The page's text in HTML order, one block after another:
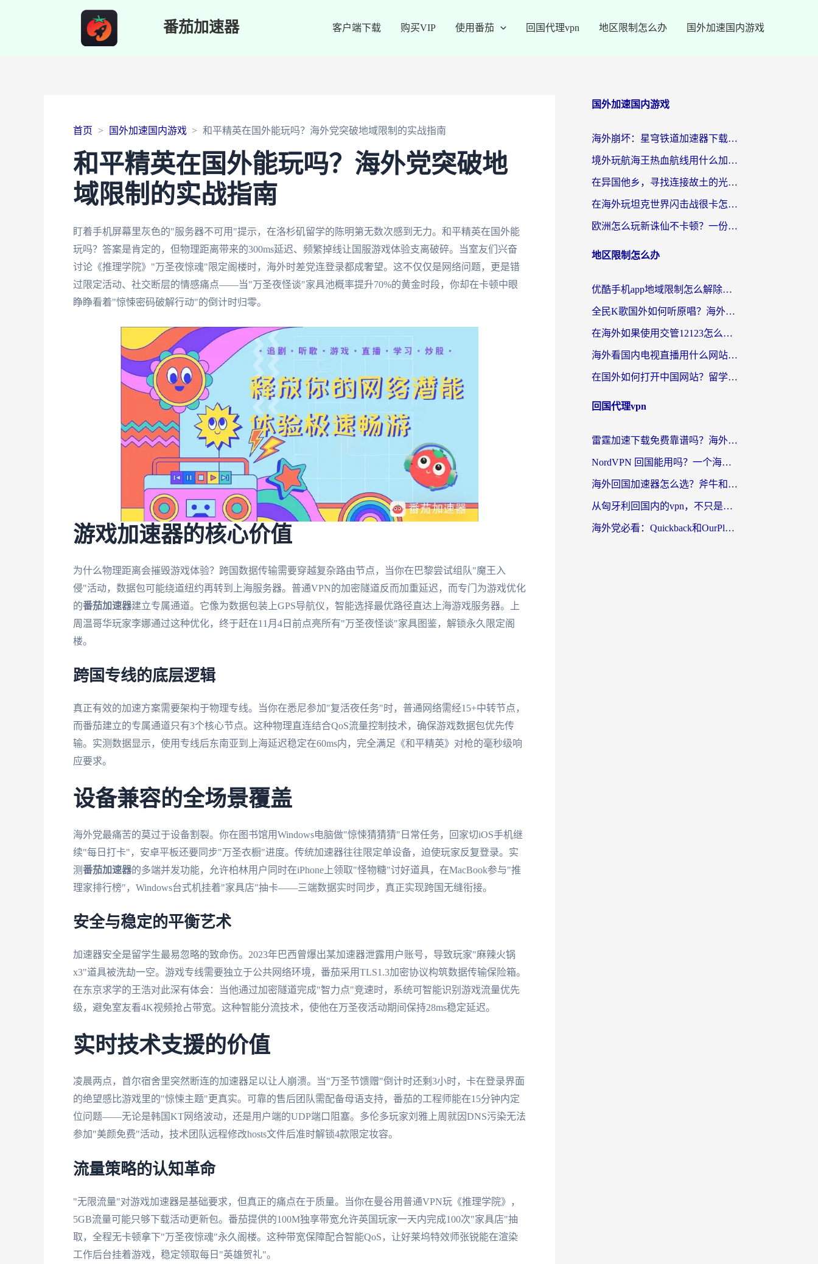
番茄加速器 客户端下载 购买VIP 使用番茄 回国代理vpn 地区限制怎么办 国外加速国内游戏
首页 国外加速国内游戏 和平精英在国外能玩吗？海外党突破地域限制的实战指南
和平精英在国外能玩吗？海外党突破地
域限制的实战指南
盯着手机屏幕里灰色的"服务器不可用"提示，在洛杉矶留学的陈明第无数次感到无力。和平精英在国外能
玩吗？答案是肯定的，但物理距离带来的300ms延迟、频繁掉线让国服游戏体验支离破碎。当室友们兴奋
讨论《推理学院》"万圣夜惊魂"限定阁楼时，海外时差党连登录都成奢望。这不仅仅是网络问题，更是错
过限定活动、社交断层的情感痛点——当"万圣夜怪谈"家具池概率提升70%的黄金时段，你却在卡顿中眼
睁睁看着"惊悚密码破解行动"的倒计时归零。
游戏加速器的核心价值
为什么物理距离会摧毁游戏体验？跨国数据传输需要穿越复杂路由节点，当你在巴黎尝试组队"魔王入
侵"活动，数据包可能绕道纽约再转到上海服务器。普通VPN的加密隧道反而加重延迟，而专门为游戏优化
的番茄加速器建立专属通道。它像为数据包装上GPS导航仪，智能选择最优路径直达上海游戏服务器。上
周温哥华玩家李娜通过这种优化，终于赶在11月4日前点亮所有"万圣夜怪谈"家具图鉴，解锁永久限定阁
楼。
跨国专线的底层逻辑
真正有效的加速方案需要架构于物理专线。当你在悉尼参加"复活夜任务"时，普通网络需经15+中转节点，
而番茄建立的专属通道只有3个核心节点。这种物理直连结合QoS流量控制技术，确保游戏数据包优先传
输。实测数据显示，使用专线后东南亚到上海延迟稳定在60ms内，完全满足《和平精英》对枪的毫秒级响
应要求。
设备兼容的全场景覆盖
海外党最痛苦的莫过于设备割裂。你在图书馆用Windows电脑做"惊悚猜猜猜"日常任务，回家切iOS手机继
续"每日打卡"，安卓平板还要同步"万圣衣橱"进度。传统加速器往往限定单设备，迫使玩家反复登录。实
测番茄加速器的多端并发功能，允许柏林用户同时在iPhone上领取"怪物糖"讨好道具，在MacBook参与"推
理家排行榜"，Windows台式机挂着"家具店"抽卡——三端数据实时同步，真正实现跨国无缝衔接。
安全与稳定的平衡艺术
加速器安全是留学生最易忽略的致命伤。2023年巴西曾爆出某加速器泄露用户账号，导致玩家"麻辣火锅
x3"道具被洗劫一空。游戏专线需要独立于公共网络环境，番茄采用TLS1.3加密协议构筑数据传输保险箱。
在东京求学的王浩对此深有体会：当他通过加密隧道完成"智力点"竞速时，系统可智能识别游戏流量优先
级，避免室友看4K视频抢占带宽。这种智能分流技术，使他在万圣夜活动期间保持28ms稳定延迟。
实时技术支援的价值
凌晨两点，首尔宿舍里突然断连的加速器足以让人崩溃。当"万圣节馈赠"倒计时还剩3小时，卡在登录界面
的绝望感比游戏里的"惊悚主题"更真实。可靠的售后团队需配备母语支持，番茄的工程师能在15分钟内定
位问题——无论是韩国KT网络波动，还是用户端的UDP端口阻塞。多伦多玩家刘雅上周就因DNS污染无法
参加"美颜免费"活动，技术团队远程修改hosts文件后准时解锁4款限定妆容。
流量策略的认知革命
"无限流量"对游戏加速器是基础要求，但真正的痛点在于质量。当你在曼谷用普通VPN玩《推理学院》，
5GB流量可能只够下载活动更新包。番茄提供的100M独享带宽允许英国玩家一天内完成100次"家具店"抽
取，全程无卡顿拿下"万圣夜惊魂"永久阁楼。这种带宽保障配合智能QoS，让好莱坞特效师张锐能在渲染
工作后台挂着游戏，稳定领取每日"英雄贺礼"。
国外加速国内游戏
海外崩坏：星穹铁道加速器下载安装：一份给游子的终极网络指南
境外玩航海王热血航线用什么加速器？2026海外玩家实测最优方案（附欧洲问道堡垒前线加速技巧）
在异国他乡，寻找连接故土的光明大陆免费加速器
在海外玩坦克世界闪击战很卡怎么办？老玩家亲测有效的加速器选择指南
欧洲怎么玩新诛仙不卡顿？一份给海外游子的国服游戏畅玩指南
地区限制怎么办
优酷手机app地域限制怎么解除？海外党亲测有效的追剧方案
全民K歌国外如何听原唱？海外党亲测有效的回国加速器选择指南
在海外如果使用交管12123怎么处理？留学生亲测有效的回国加速方案
海外看国内电视直播用什么网站比较好？一篇解决你所有追剧难题的实用指南
在国外如何打开中国网站？留学生与海外华人的无缝访问指南
回国代理vpn
雷霆加速下载免费靠谱吗？海外党选回国加速器的避坑指南（附热门工具对比）
NordVPN 回国能用吗？一个海外用户必须面对的真实困境
海外回国加速器怎么选？斧牛和海龟哪个好？一篇帮你避开坑的实用指南
从匈牙利回国内的vpn，不只是为了刷剧那么简单
海外党必看：Quickback和OurPlay好用吗？3分钟选对回国加速器，无缝刷剧玩游戏